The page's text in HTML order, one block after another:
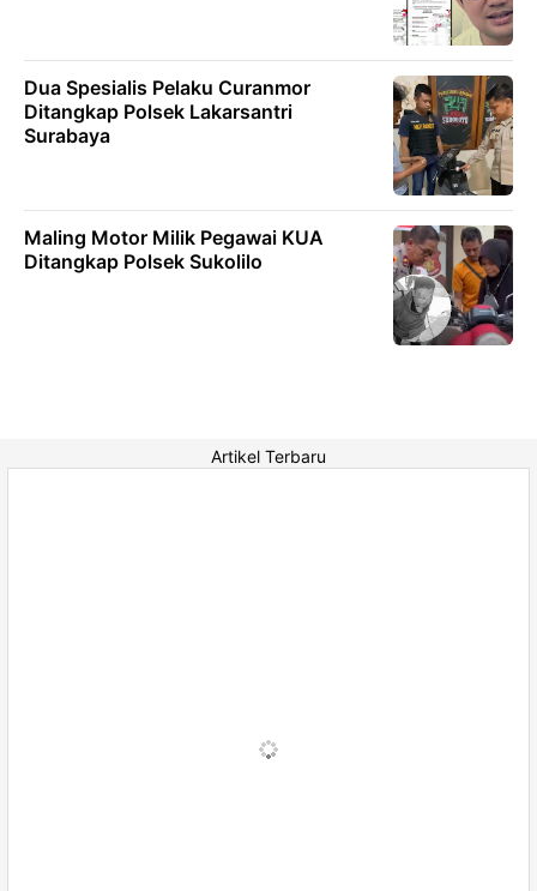
Dua Spesialis Pelaku Curanmor
Ditangkap Polsek Lakarsantri
Surabaya
Maling Motor Milik Pegawai KUA
Ditangkap Polsek Sukolilo
Artikel Terbaru